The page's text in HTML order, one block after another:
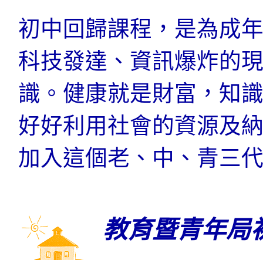
初中回歸課程，是為成
科技發達、資訊爆炸的
識。健康就是財富，知
好好利用社會的資源及
加入這個老、中、青三
教育暨青年局